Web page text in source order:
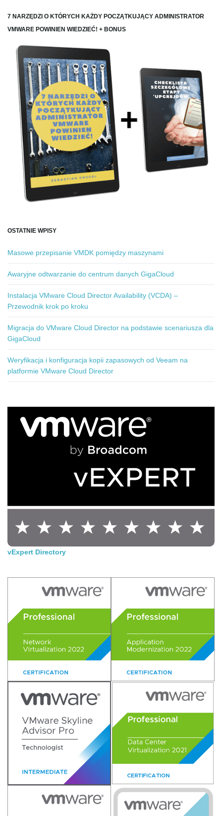
7 NARZĘDZI O KTÓRYCH KAŻDY POCZĄTKUJĄCY ADMINISTRATOR
VMWARE POWINIEN WIEDZIEĆ! + BONUS
OSTATNIE WPISY
Masowe przepisanie VMDK pomiędzy maszynami
Awaryjne odtwarzanie do centrum danych GigaCloud
Instalacja VMware Cloud Director Availability (VCDA) –
Przewodnik krok po kroku
Migracja do VMware Cloud Director na podstawie scenariusza dla
GigaCloud
Weryfikacja i konfiguracja kopii zapasowych od Veeam na
platformie VMware Cloud Director
vExpert Directory